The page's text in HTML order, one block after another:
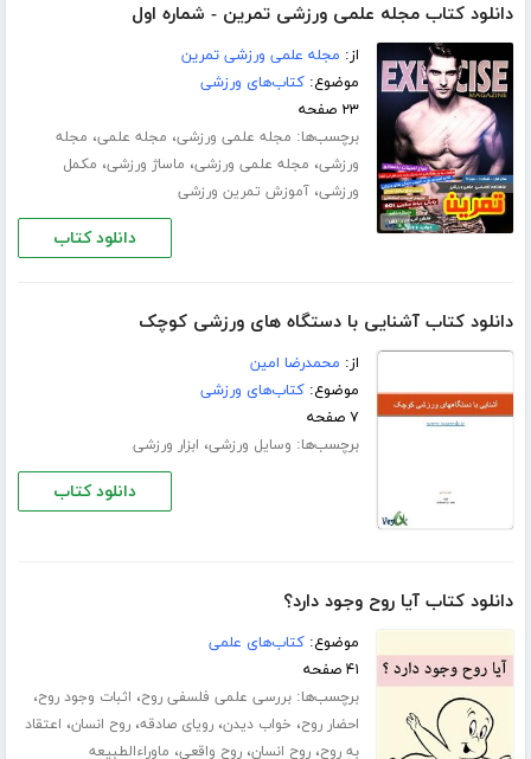
دانلود کتاب مجله علمی ورزشی تمرین - شماره اول
از: مجله علمی ورزشی تمرین
موضوع:کتاب‌های ورزشی
۲۳ صفحه
برچسب‌ها: مجله علمی ورزشی، مجله علمی، مجله
ورزشی، مجله علمی ورزشی، ماساژ ورزشی، مکمل
ورزشی،آموزش تمرین ورزشی
دانلود کتاب
دانلود کتاب آشنایی با دستگاه های ورزشی کوچک
از: محمدرضا امین
موضوع:کتاب‌های ورزشی
۷ صفحه
برچسب‌ها: وسایل ورزشی، ابزار ورزشی
دانلود کتاب
دانلود کتاب آیا روح وجود دارد؟
موضوع:کتاب‌های علمی
۴۱ صفحه
برچسب‌ها:بررسی علمی فلسفی روح، اثبات وجود روح،
احضار روح، خواب دیدن،رویای صادقه،روح انسان، اعتقاد
به روح،روح انسان،روح واقعی، ماوراءالطبیعه